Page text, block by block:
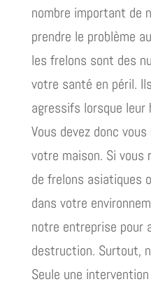
nombre important de
prendre le problème
les frelons sont des
votre santé en péril.
agressifs lorsque
Vous devez donc
votre maison. Si vous
de frelons asiatiques
dans votre
notre entreprise pour
destruction. Surtout,
Seule une